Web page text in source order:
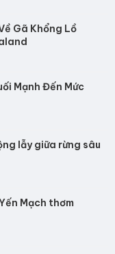
Gã Khổng Lồ
Mạnh Đến Mức
lẫy giữa rừng sâu
Mạch thơm